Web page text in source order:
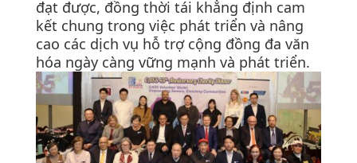
đạt được, đồng thời tái khẳng định cam
kết chung trong việc phát triển và nâng
cao các dịch vụ hỗ trợ cộng đồng đa văn
hóa ngày càng vững mạnh và phát triển.